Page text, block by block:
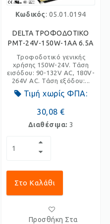
Κωδικός: 05.01.0194
DELTA ΤΡΟΦΟΔΟΤΙΚΟ
PMT-24V-150W-1AA 6.5A
Τροφοδοτικό γενικής
χρήσης 150W-24V. Τάση
εισόδου: 90-132V AC, 180V-
264V AC. Τάση εξόδου:...
Τιμή χωρίς ΦΠΑ:
30,08 €
Διαθέσιμα: 3
Στο Καλάθι
Προσθήκη Στα